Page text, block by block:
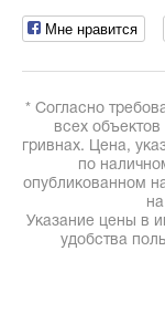
Мне нравится
* Согласно
всех
гривнах. Цена,
по
опубликованном
Указание цены в
удобства